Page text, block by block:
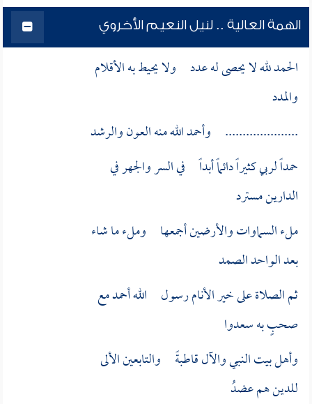
الهمة العالية .. لنيل النعيم الأخروي
الحمد لله لا يحصى له عدد ولا يحيط به الأقلام
والمدد
..................... وأحمد الله منه العون والرشد
حمداً لربي كثيراً دائماً أبداً في السر والجهر في
الدارين مسترد
ملء السماوات والأرضين أجمعها وملء ما شاء
بعد الواحد الصمد
ثم الصلاة على خير الأنام رسول الله أحمد مع
صحبٍ به سعدوا
وأهل بيت النبي والآل قاطبةً والتابعين الألى
للدين هم عضدُ